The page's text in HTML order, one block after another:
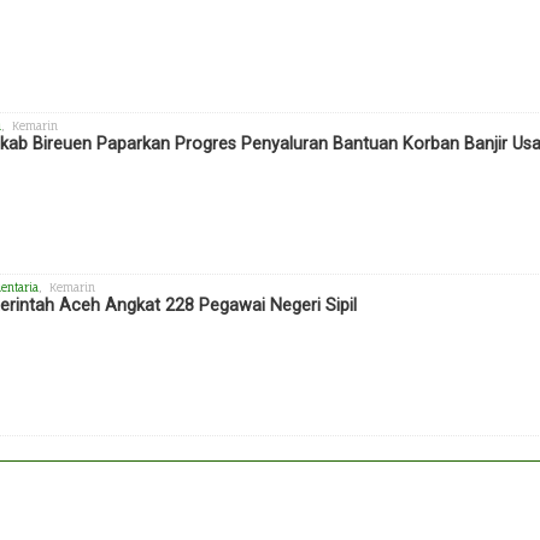
, Kemarin
Bireuen Paparkan Progres Penyaluran Bantuan Korban Banjir
, Kemarin
Aceh Angkat 228 Pegawai Negeri Sipil